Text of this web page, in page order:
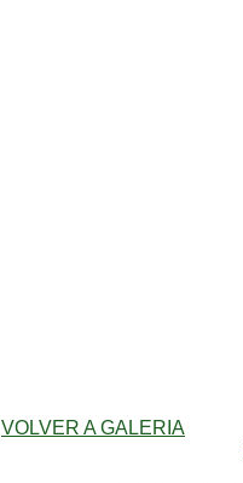
VOLVER A GALERIA